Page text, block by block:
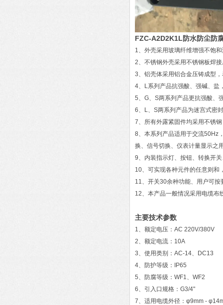
FZC-A2D2K1L防水防尘防
1、外壳采用玻璃纤维增强不饱
2、不锈钢外壳采用不锈钢板焊
3、铝壳体采用铝合金压铸成型
4、L系列产品抗强酸、强碱、盐
5、G、S两系列产品更抗强酸、
6、L、S两系列产品为迷宫式密
7、所有外露紧固件均采用不锈
8、本系列产品适用于交流50Hz
换、信号切换、仪表计量显示之
9、内装指示灯、按钮、转换开
10、可实现各种元件的任意则和
11、开关30余种功能、用户可按
12、本产品一般情况采用电缆布
主要技术参数
1、额定电压：AC 220V/380V
2、额定电流：10A
3、使用类别：AC-14、DC13
4、防护等级：IP65
5、防腐等级：WF1、WF2
6、引入口规格：G3/4"
7、适用电缆外径：φ9mm -